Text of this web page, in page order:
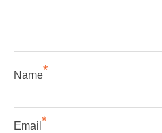
Name*
Email *